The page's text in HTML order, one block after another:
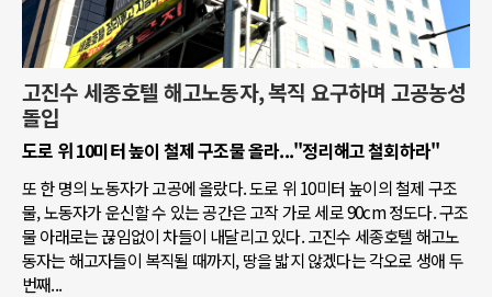
고진수 세종호텔 해고노동자, 복직 요구하며 고공농성
돌입
도로 위 10미터 높이 철제 구조물 올라..."정리해고 철회하라"
또 한 명의 노동자가 고공에 올랐다. 도로 위 10미터 높이의 철제 구조
물, 노동자가 운신할 수 있는 공간은 고작 가로 세로 90cm 정도다. 구조
물 아래로는 끊임없이 차들이 내달리고 있다. 고진수 세종호텔 해고노
동자는 해고자들이 복직될 때까지, 땅을 밟지 않겠다는 각오로 생애 두
번째...